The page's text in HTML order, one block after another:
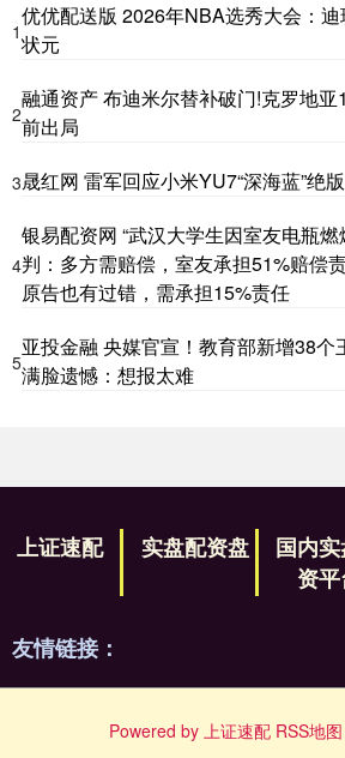
1
优优配送版 2026年NBA选秀大会：
状元
2
融通资产 布迪米尔替补破门!克罗地
前出局
3晟红网 雷军回应小米YU7“深海蓝”绝
4
银易配资网 “武汉大学生因室友电瓶
判：多方需赔偿，室友承担51%赔偿
原告也有过错，需承担15%责任
5
亚投金融 央媒官宣！教育部新增38个
满脸遗憾：想报太难
上证速配 实盘配资盘
国内
资
友情链接：
Powered by 上证速配 RSS地图